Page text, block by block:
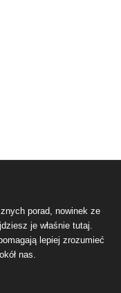
porad, nowinek ze
je właśnie tutaj.
lepiej zrozumieć
nas.